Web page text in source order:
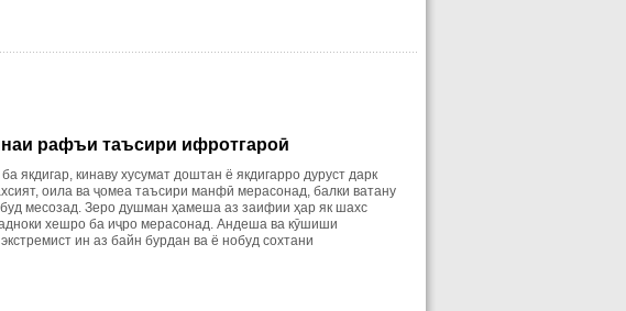
рафъи таъсири ифротгароӣ
якдигар, кинаву хусумат доштан ё якдигарро дуруст дарк
оила ва ҷомеа таъсири манфӣ мерасонад, балки ватану
месозад. Зеро душман ҳамеша аз заифии ҳар як шахс
хешро ба иҷро мерасонад. Андеша ва кӯшиши
ин аз байн бурдан ва ё нобуд сохтани